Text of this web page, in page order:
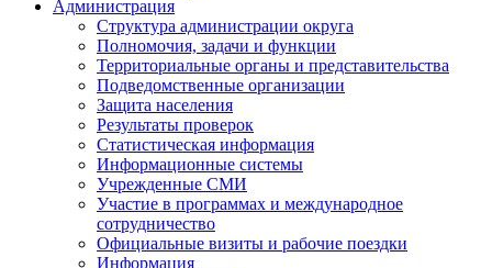
Администрация
Структура администрации округа
Полномочия, задачи и функции
Территориальные органы и представительства
Подведомственные организации
Защита населения
Результаты проверок
Статистическая информация
Информационные системы
Учрежденные СМИ
Участие в программах и международное
сотрудничество
Официальные визиты и рабочие поездки
Информация